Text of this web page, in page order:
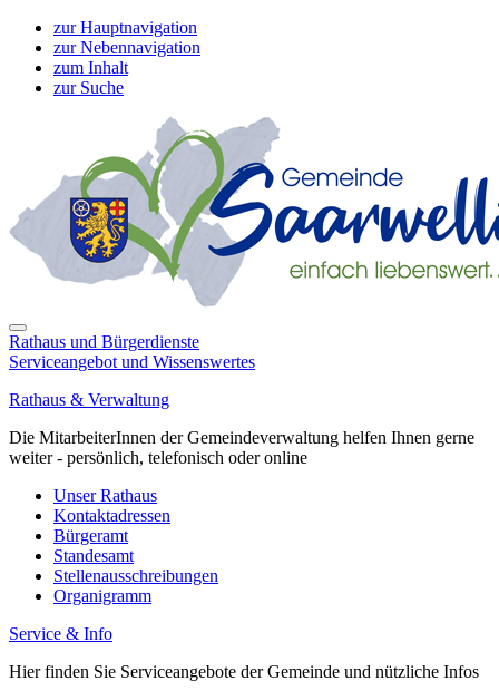
zur Hauptnavigation
zur Nebennavigation
zum Inhalt
zur Suche
Rathaus und Bürgerdienste
Serviceangebot und Wissenswertes
Rathaus & Verwaltung
Die MitarbeiterInnen der Gemeindeverwaltung helfen Ihnen gerne
weiter - persönlich, telefonisch oder online
Unser Rathaus
Kontaktadressen
Bürgeramt
Standesamt
Stellenausschreibungen
Organigramm
Service & Info
Hier finden Sie Serviceangebote der Gemeinde und nützliche Infos